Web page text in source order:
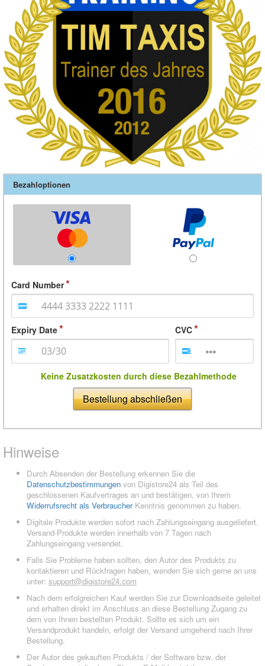
Bezahloptionen
Card Number
Expiry Date CVC
Keine Zusatzkosten durch diese Bezahlmethode
Bestellung abschließen
Hinweise
Durch Absenden der Bestellung erkennen Sie die
Datenschutzbestimmungen von Digistore24 als Teil des
geschlossenen Kaufvertrages an und bestätigen, von Ihrem
Widerrufsrecht als VerbraucherKenntnis genommen zu haben.
Digitale Produkte werden sofort nach Zahlungseingang ausgeliefert.
Versand-Produkte werden innerhalb von 7 Tagen nach
Zahlungseingang versendet.
Falls Sie Probleme haben sollten, den Autor des Produkts zu
kontaktieren und Rückfragen haben, wenden Sie sich gerne an uns
unter: support@digistore24.com
Nach dem erfolgreichen Kauf werden Sie zur Downloadseite geleitet
und erhalten direkt im Anschluss an diese Bestellung Zugang zu
dem von Ihnen bestellten Produkt. Sollte es sich um ein
Versandprodukt handeln, erfolgt der Versand umgehend nach Ihrer
Bestellung.
Der Autor des gekauften Produkts / der Software bzw. der